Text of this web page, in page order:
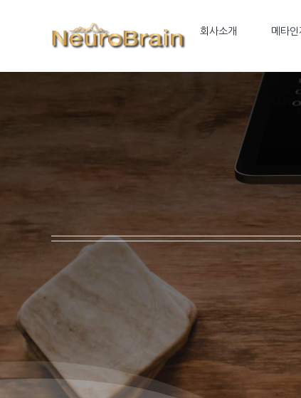
회사소개 메타인